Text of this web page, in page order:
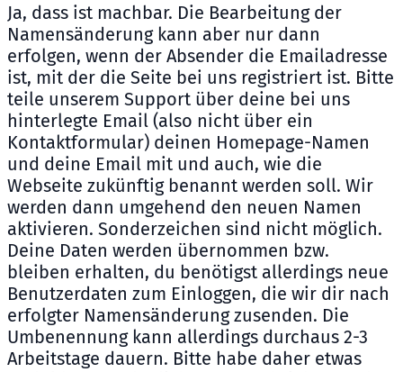
Ja, dass ist machbar. Die Bearbeitung der
Namensänderung kann aber nur dann
erfolgen, wenn der Absender die Emailadresse
ist, mit der die Seite bei uns registriert ist. Bitte
teile unserem Support über deine bei uns
hinterlegte Email (also nicht über ein
Kontaktformular) deinen Homepage-Namen
und deine Email mit und auch, wie die
Webseite zukünftig benannt werden soll. Wir
werden dann umgehend den neuen Namen
aktivieren. Sonderzeichen sind nicht möglich.
Deine Daten werden übernommen bzw.
bleiben erhalten, du benötigst allerdings neue
Benutzerdaten zum Einloggen, die wir dir nach
erfolgter Namensänderung zusenden. Die
Umbenennung kann allerdings durchaus 2-3
Arbeitstage dauern. Bitte habe daher etwas